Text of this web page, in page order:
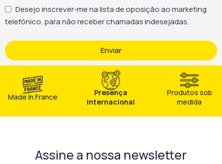
Desejo inscrever-me na lista de oposição ao marketing
telefónico, para não receber chamadas indesejadas.
Enviar
Made In France
Presença
internacional
Produtos sob
medida
Assine a nossa newsletter